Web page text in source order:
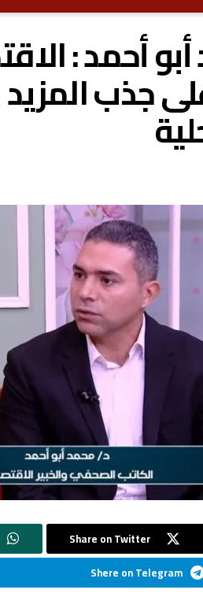
أحمد :
جذب
Share on Twitter
Shere on Telegram